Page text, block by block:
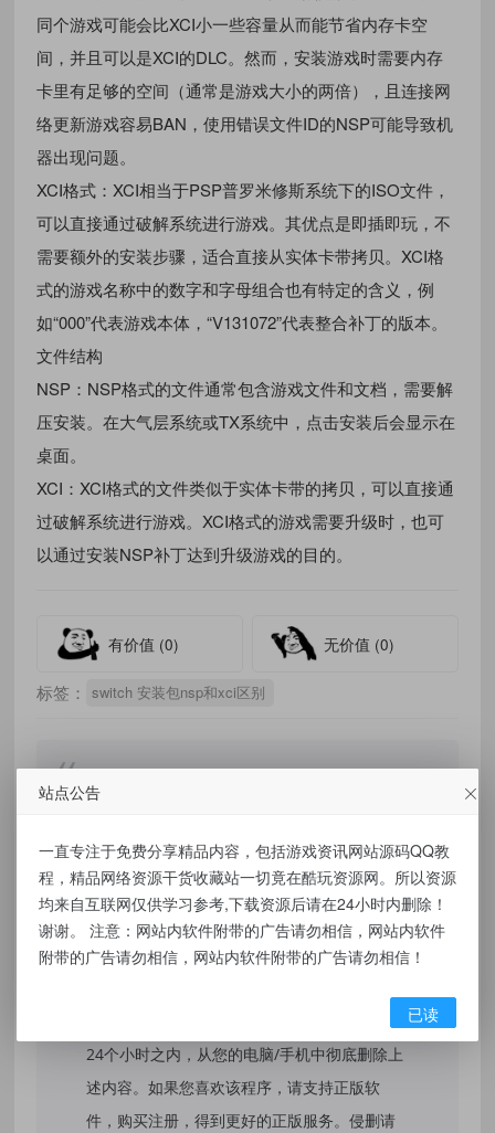
同个游戏可能会比XCI小一些容量从而能节省内存卡空
间，并且可以是XCI的DLC。然而，安装游戏时需要内存
卡里有足够的空间（通常是游戏大小的两倍），且连接网
络更新游戏容易BAN，使用错误文件ID的NSP可能导致机
器出现问题。
‌XCI格式‌：XCI相当于PSP普罗米修斯系统下的ISO文件，
可以直接通过破解系统进行游戏。其优点是即插即玩，不
需要额外的安装步骤，适合直接从实体卡带拷贝。XCI格
式的游戏名称中的数字和字母组合也有特定的含义，例
如“000”代表游戏本体，“V131072”代表整合补丁的版本。
文件结构
‌NSP‌：NSP格式的文件通常包含游戏文件和文档，需要解
压安装。在大气层系统或TX系统中，点击安装后会显示在
桌面。
‌XCI‌：XCI格式的文件类似于实体卡带的拷贝，可以直接通
过破解系统进行游戏。XCI格式的游戏需要升级时，也可
以通过安装NSP补丁达到升级游戏的目的。
有价值 (0) 无价值 (0)
标签： switch 安装包nsp和xci区别
免责声明：
本站提供的资源，都来自网络，版权争议与本
站无关，所有内容及软件的文章仅限用于学习
和研究目的。不得将上述内容用于商业或者非
法用途，否则，一切后果请用户自负，我们不
24个小时之内，从您的电脑/手机中彻底删除上
述内容。如果您喜欢该程序，请支持正版软
件，购买注册，得到更好的正版服务。侵删请
站点公告
一直专注于免费分享精品内容，包括游戏资讯网站源码QQ教
程，精品网络资源干货收藏站一切竟在酷玩资源网。所以资源
均来自互联网仅供学习参考,下载资源后请在24小时内删除！
谢谢。 注意：网站内软件附带的广告请勿相信，网站内软件
附带的广告请勿相信，网站内软件附带的广告请勿相信！
已读